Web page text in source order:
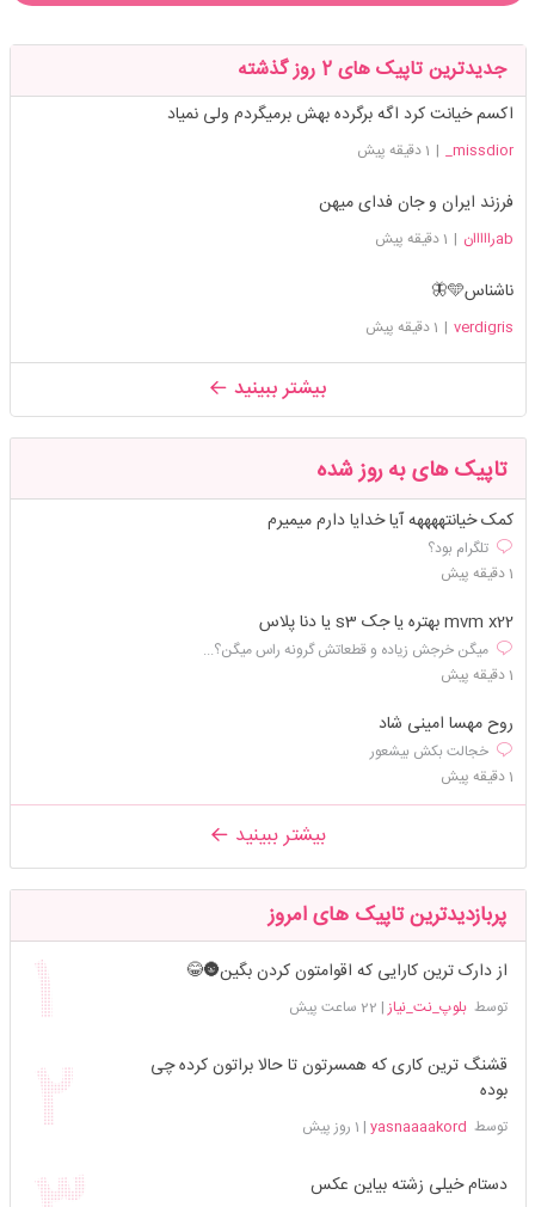
جدیدترین تاپیک های 2 روز گذشته
اکسم خیانت کرد اگه برگرده بهش برمیگردم ولی نمیاد
missdior_
| 1 دقیقه پیش
فرزند ایران و جان فدای میهن
abرااااان | 1 دقیقه پیش
ناشناس🩵🦋
verdigris
| 1 دقیقه پیش
بیشتر ببینید
تاپیک های به روز شده
کمک خیانتههههه آیا خدایا دارم میمیرم
تلگرام بود؟
1 دقیقه پیش
mvm x22 بهتره یا جک s3 یا دنا پلاس
میگن خرجش زیاده و قطعاتش گرونه راس میگن؟...
1 دقیقه پیش
روح مهسا امینی شاد
خجالت بکش بیشعور
1 دقیقه پیش
بیشتر ببینید
پربازدیدترین تاپیک های امروز
از دارک ترین کارایی که اقوامتون کردن بگین🌚😂
توسطبلوپ_نت_نیاز | 22 ساعت پیش
قشنگ ترین کاری که همسرتون تا حالا براتون کرده چی
بوده
توسط yasnaaaakord
| 1 روز پیش
دستام خیلی زشته بیاین عکس